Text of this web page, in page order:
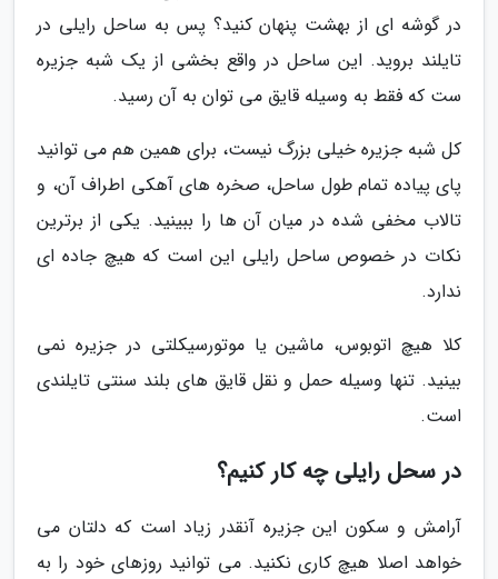
در گوشه ای از بهشت پنهان کنید؟ پس به ساحل رایلی در
تایلند بروید. این ساحل در واقع بخشی از یک شبه جزیره
ست که فقط به وسیله قایق می توان به آن رسید.
کل شبه جزیره خیلی بزرگ نیست، برای همین هم می توانید
پای پیاده تمام طول ساحل، صخره های آهکی اطراف آن، و
تالاب مخفی شده در میان آن ها را ببینید. یکی از برترین
نکات در خصوص ساحل رایلی این است که هیچ جاده ای
ندارد.
کلا هیچ اتوبوس، ماشین یا موتورسیکلتی در جزیره نمی
بینید. تنها وسیله حمل و نقل قایق های بلند سنتی تایلندی
است.
در سحل رایلی چه کار کنیم؟
آرامش و سکون این جزیره آنقدر زیاد است که دلتان می
خواهد اصلا هیچ کاری نکنید. می توانید روزهای خود را به